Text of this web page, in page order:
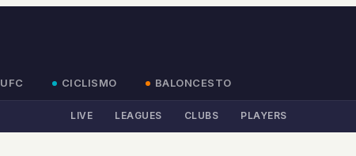
UFC CICLISMO BALONCESTO
LIVE LEAGUES CLUBS PLAYERS